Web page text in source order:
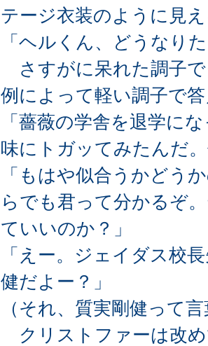
テージ衣装のように見
「ヘルくん、どうなり
さすがに呆れた調子
例によって軽い調子で
「薔薇の学舎を退学に
味にトガッてみたんだ
「もはや似合うかどう
らでも君って分かるぞ
ていいのか？」
「えー。ジェイダス校
健だよー？」
（それ、質実剛健って
クリストファーは改